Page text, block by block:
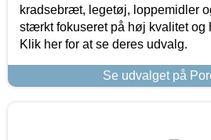
kradsebræt, legetøj, loppemidler
stærkt fokuseret på høj kvalitet og
Klik her for at se deres udvalg.
Se udvalget på